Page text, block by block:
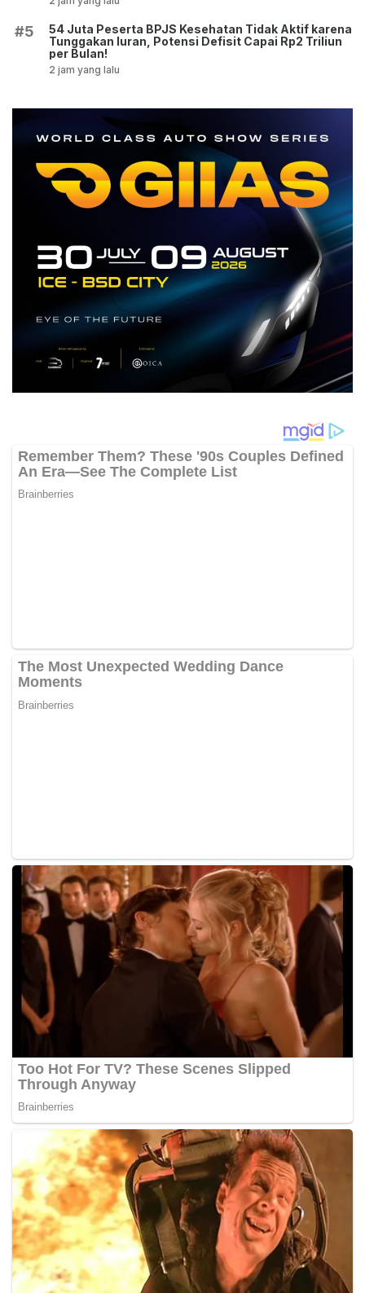
#5
54 Juta Peserta BPJS Kesehatan Tidak Aktif karena
Tunggakan Iuran, Potensi Defisit Capai Rp2 Triliun
per Bulan!
2 jam yang lalu